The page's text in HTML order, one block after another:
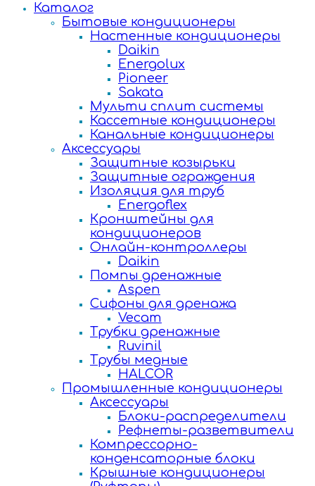
Каталог
Бытовые кондиционеры
Настенные кондиционеры
Daikin
Energolux
Pioneer
Sakata
Мульти сплит системы
Кассетные кондиционеры
Канальные кондиционеры
Аксессуары
Защитные козырьки
Защитные ограждения
Изоляция для труб
Energoflex
Кронштейны для
кондиционеров
Онлайн-контроллеры
Daikin
Помпы дренажные
Aspen
Сифоны для дренажа
Vecam
Трубки дренажные
Ruvinil
Трубы медные
HALCOR
Промышленные кондиционеры
Аксессуары
Блоки-распределители
Рефнеты-разветвители
Компрессорно-
конденсаторные блоки
Крышные кондиционеры